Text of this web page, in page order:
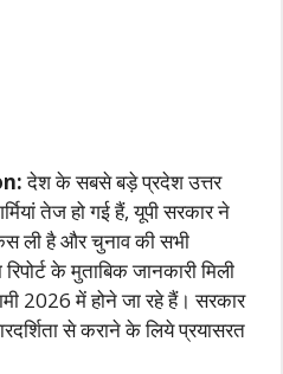
देश के सबसे बड़े प्रदेश उत्तर
तेज हो गई हैं, यूपी सरकार ने
ली है और चुनाव की सभी
के मुताबिक जानकारी मिली
2026 में होने जा रहे हैं। सरकार
से कराने के लिये प्रयासरत